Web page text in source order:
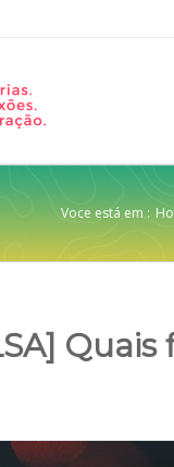
Voce está em :